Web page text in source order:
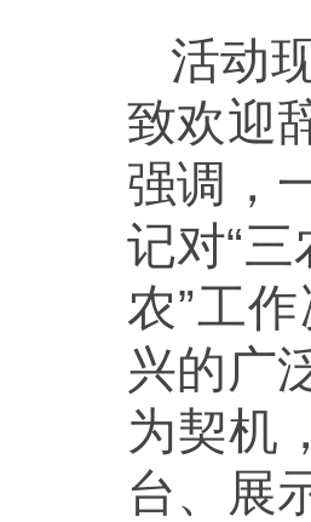
活动
致欢迎
强调，
记对“
农”工
兴的广
为契机
台、展